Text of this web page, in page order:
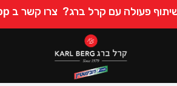
פעולה עם קרל ברג? צרו קשר ב Whatsapp